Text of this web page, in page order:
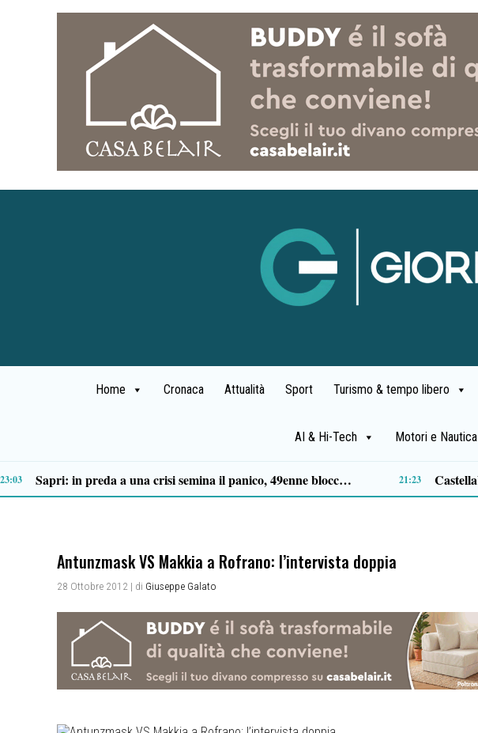
Home Cronaca Attualità Sport Turismo & tempo libero
AI & Hi-Tech Motori e Nautica
Tortorella celebra la Fiera di San Basilio: tra antichi mestieri, bestiame e la musica della Bandabardò 14:49
Antunzmask VS Makkia a Rofrano: l’intervista doppia
28 Ottobre 2012 | di Giuseppe Galato